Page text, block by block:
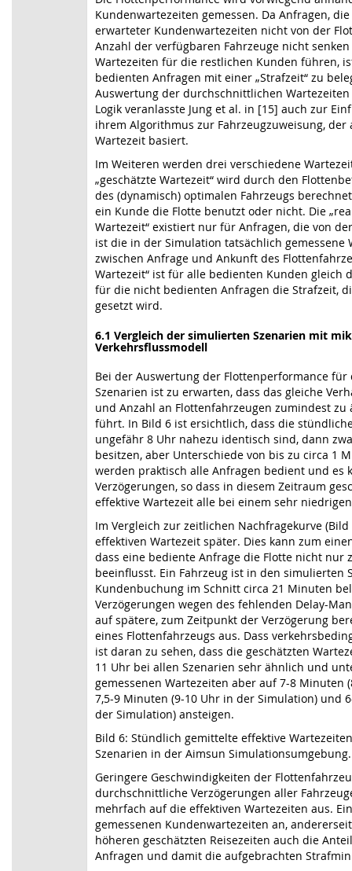
Kundenwartezeiten gemessen. Da Anfragen,
erwarteter Kundenwartezeiten nicht von der
Anzahl der verfügbaren Fahrzeuge nicht
Wartezeiten für die restlichen Kunden führen,
bedienten Anfragen mit einer „Strafzeit“ zu
Auswertung der durchschnittlichen
Logik veranlasste Jung et al. in [15] auch zur
ihrem Algorithmus zur Fahrzeugzuweisung,
Wartezeit basiert.
Im Weiteren werden drei verschiedene
„geschätzte Wartezeit“ wird durch den
des (dynamisch) optimalen Fahrzeugs
ein Kunde die Flotte benutzt oder nicht. Die
Wartezeit“ existiert nur für Anfragen, die von
ist die in der Simulation tatsächlich gemessene
zwischen Anfrage und Ankunft des
Wartezeit“ ist für alle bedienten Kunden gleich
für die nicht bedienten Anfragen die Strafzeit,
gesetzt wird.
6.1 Vergleich der simulierten Szenarien mit
Verkehrsflussmodell
Bei der Auswertung der Flottenperformance für
Szenarien ist zu erwarten, dass das gleiche
und Anzahl an Flottenfahrzeugen zumindest zu
führt. In Bild 6 ist ersichtlich, dass die
ungefähr 8 Uhr nahezu identisch sind, dann
besitzen, aber Unterschiede von bis zu circa 1
werden praktisch alle Anfragen bedient und es
Verzögerungen, so dass in diesem Zeitraum
effektive Wartezeit alle bei einem sehr
Im Vergleich zur zeitlichen Nachfragekurve (Bild
effektiven Wartezeit später. Dies kann zum
dass eine bediente Anfrage die Flotte nicht nur
beeinflusst. Ein Fahrzeug ist in den simulierten
Kundenbuchung im Schnitt circa 21 Minuten
Verzögerungen wegen des fehlenden Delay-
auf spätere, zum Zeitpunkt der Verzögerung
eines Flottenfahrzeugs aus. Dass
ist daran zu sehen, dass die geschätzten
11 Uhr bei allen Szenarien sehr ähnlich und
gemessenen Wartezeiten aber auf 7-8 Minuten
7,5-9 Minuten (9-10 Uhr in der Simulation) und
der Simulation) ansteigen.
Bild 6: Stündlich gemittelte effektive
Szenarien in der Aimsun Simulationsumgebung.
Geringere Geschwindigkeiten der
durchschnittliche Verzögerungen aller
mehrfach auf die effektiven Wartezeiten aus.
gemessenen Kundenwartezeiten an,
höheren geschätzten Reisezeiten auch die
Anfragen und damit die aufgebrachten